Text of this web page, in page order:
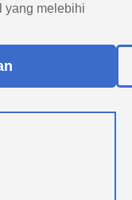
yang melebihi